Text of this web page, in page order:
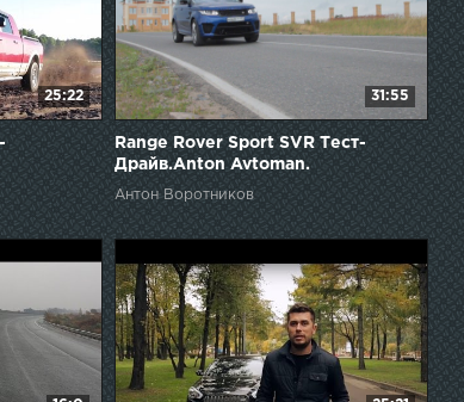
25:22 31:55
Range Rover Sport SVR Тест-
Драйв.Anton Avtoman.
Антон Воротников